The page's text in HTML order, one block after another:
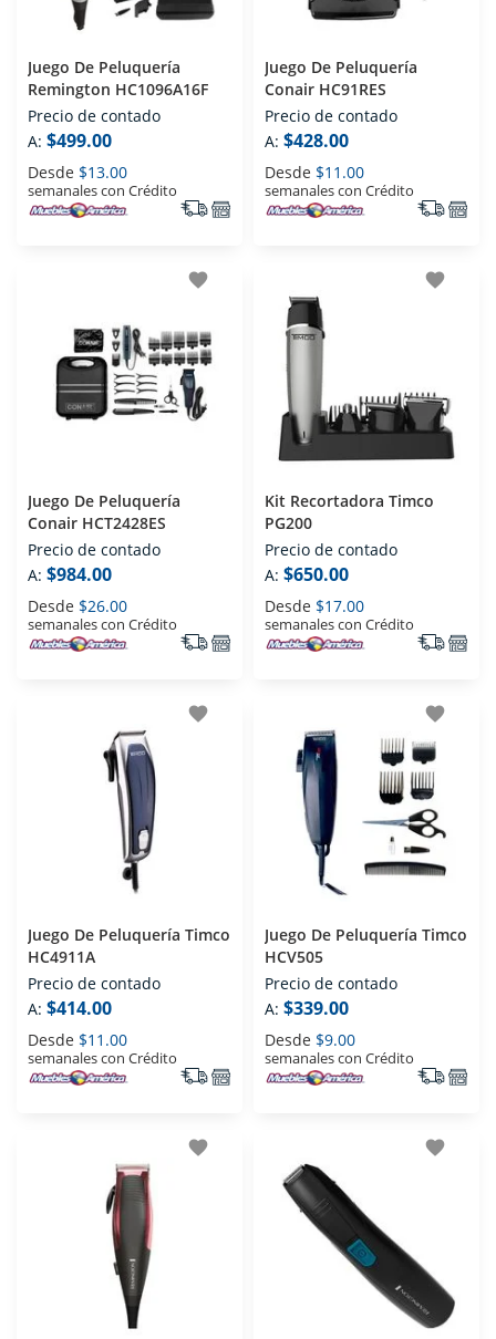
Juego De Peluquería
Remington HC1096A16F
Precio de contado
A: $499.00
Desde $13.00
semanales con Crédito
Juego De Peluquería
Conair HC91RES
Precio de contado
A: $428.00
Desde $11.00
semanales con Crédito
favorite
Juego De Peluquería
Conair HCT2428ES
Precio de contado
A: $984.00
Desde $26.00
semanales con Crédito
favorite
Kit Recortadora Timco
PG200
Precio de contado
A: $650.00
Desde $17.00
semanales con Crédito
favorite
Juego De Peluquería Timco
HC4911A
Precio de contado
A: $414.00
Desde $11.00
semanales con Crédito
favorite
Juego De Peluquería Timco
HCV505
Precio de contado
A: $339.00
Desde $9.00
semanales con Crédito
favorite favorite